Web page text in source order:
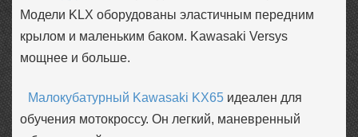
Модели KLX оборудованы эластичным передним
крылом и маленьким баком. Kawasaki Versys
мощнее и больше.
Малокубатурный Kawasaki KX65 идеален для
обучения мотокроссу. Он легкий, маневренный